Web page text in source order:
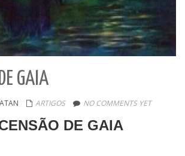
GAIA
ARTIGOS NO COMMENTS YET
DE GAIA